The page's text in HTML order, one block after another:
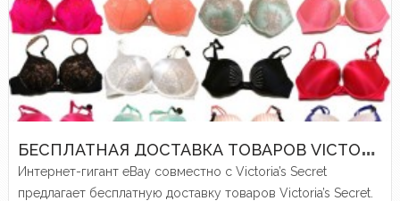
Б
ЕСПЛАТНАЯ ДОСТАВКА ТОВАРОВ VICTORIA’S SECRET НА EBAY
Интернет-гигант eBay совместно с Victoria’s Secret
предлагает бесплатную доставку товаров Victoria’s Secret.